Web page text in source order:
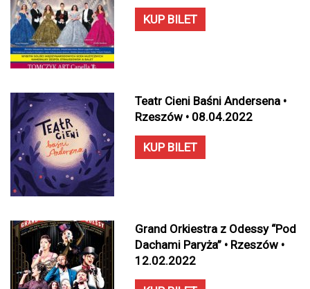
KUP BILET
Teatr Cieni Baśni Andersena •
Rzeszów • 08.04.2022
KUP BILET
Grand Orkiestra z Odessy “Pod
Dachami Paryża” • Rzeszów •
12.02.2022